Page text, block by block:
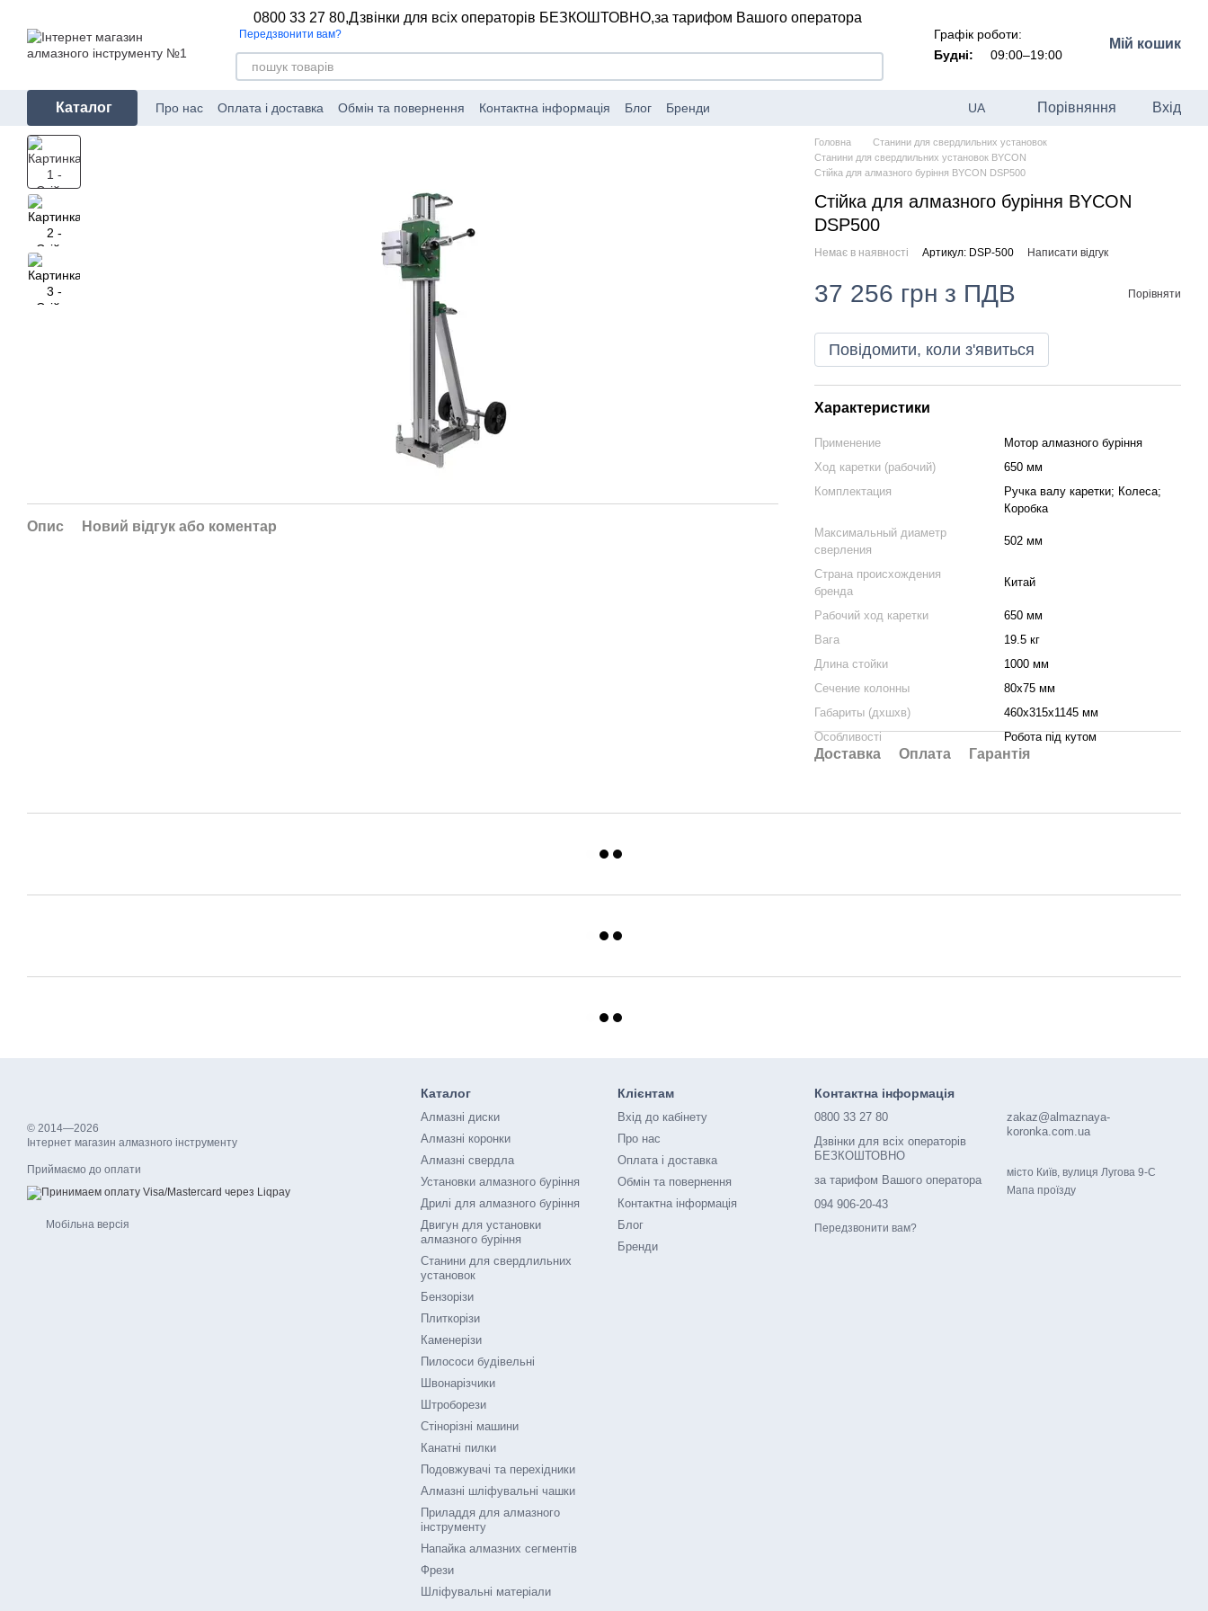
0800 33 27 80,Дзвінки для всіх операторів БЕЗКОШТОВНО,за тарифом Вашого оператора
Передзвонити вам?
Графік роботи:
Будні:
09:00–19:00
Мій кошик
Каталог Про нас Оплата і доставка Обмін та повернення Контактна інформація Блог Бренди UA Порівняння Вхід
Опис Новий відгук або коментар
Головна
Станини для свердлильних установок
Станини для свердлильних установок BYCON
Стійка для алмазного буріння BYCON DSP500
Стійка для алмазного буріння BYCON
DSP500
Немає в наявності Артикул: DSP-500 Написати відгук
37 256 грн з ПДВ Порівняти
Повідомити, коли з'явиться
Характеристики
Применение
Мотор алмазного буріння
Ход каретки (рабочий)
650 мм
Комплектация
Ручка валу каретки; Колеса;
Коробка
Максимальный диаметр
сверления
502 мм
Страна происхождения
бренда
Китай
Рабочий ход каретки
650 мм
Вага
19.5 кг
Длина стойки
1000 мм
Сечение колонны
80х75 мм
Габариты (дхшхв)
460х315х1145 мм
Особливості
Робота під кутом
Доставка Оплата Гарантія
© 2014—2026
Інтернет магазин алмазного інструменту
Приймаємо до оплати
Мобільна версія
Каталог
Алмазні диски
Алмазні коронки
Алмазні свердла
Установки алмазного буріння
Дрилі для алмазного буріння
Двигун для установки
алмазного буріння
Станини для свердлильних
установок
Бензорізи
Плиткорізи
Каменерізи
Пилососи будівельні
Швонарізчики
Штроборези
Стінорізні машини
Канатні пилки
Подовжувачі та перехідники
Алмазні шліфувальні чашки
Приладдя для алмазного
інструменту
Напайка алмазних сегментів
Фрези
Шліфувальні матеріали
Клієнтам
Вхід до кабінету
Про нас
Оплата і доставка
Обмін та повернення
Контактна інформація
Блог
Бренди
Контактна інформація
0800 33 27 80
Дзвінки для всіх операторів
БЕЗКОШТОВНО
за тарифом Вашого оператора
094 906-20-43
Передзвонити вам?
zakaz@almaznaya-
koronka.com.ua
місто Київ, вулиця Лугова 9-С
Мапа проїзду